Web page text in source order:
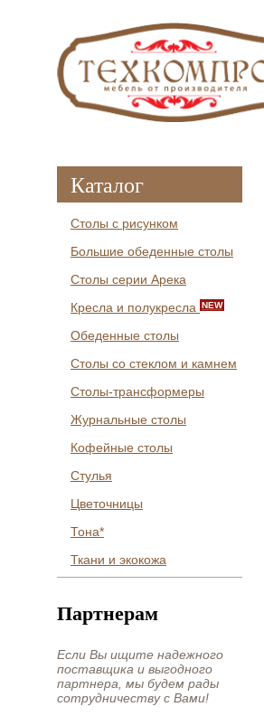
Каталог
Столы с рисунком
Большие обеденные столы
Столы серии Арека
Кресла и полукресла NEW
Обеденные столы
Столы со стеклом и камнем
Столы-трансформеры
Журнальные столы
Кофейные столы
Стулья
Цветочницы
Тона*
Ткани и экокожа
Партнерам
Если Вы ищите надежного
поставщика и выгодного
партнера, мы будем рады
сотрудничеству с Вами!